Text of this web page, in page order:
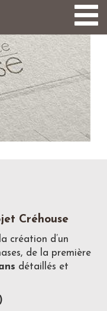
Créhouse
création d’un
de la première
détaillés et